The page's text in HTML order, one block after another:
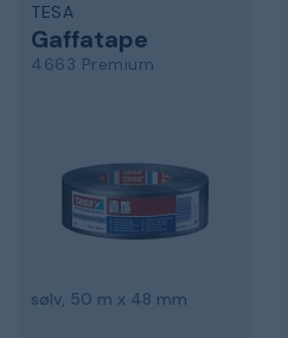
TESA
Gaffatape
4663 Premium
sølv, 50 m x 48 mm